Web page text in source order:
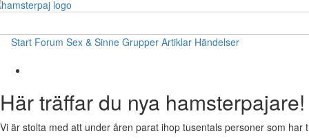
Start Forum Sex & Sinne Grupper Artiklar Händelser
Här träffar du nya hamsterpajare!
Vi är stolta med att under åren parat ihop tusentals personer som har